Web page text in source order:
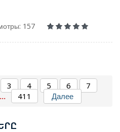
157
3 4 5 6
7
... 411 Далее
ՍՏՈՐԱԳՐԵՑ